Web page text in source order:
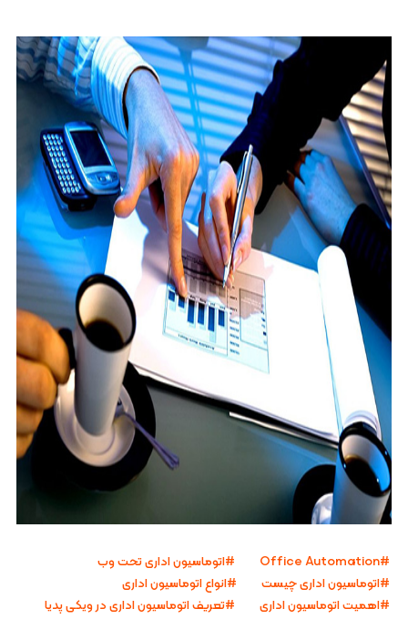
Office Automation
اتوماسیون اداری تحت وب
اتوماسیون اداری چیست
انواع اتوماسیون اداری
اهمیت اتوماسیون اداری
تعریف اتوماسیون اداری در ویکی پدیا